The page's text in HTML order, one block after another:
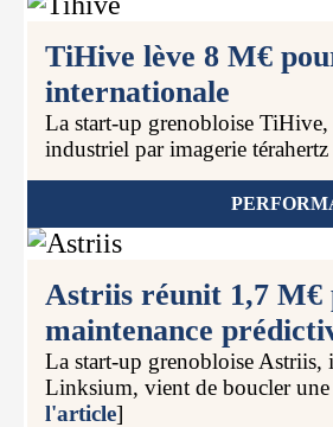
TiHive lève 8 M€
internationale
La start-up grenobloise TiHive,
industriel par imagerie
Astriis réunit 1,7 M€
maintenance
La start-up grenobloise Astriis,
Linksium, vient de boucler
l'article]